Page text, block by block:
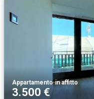
Appartamento·in affitto
3.500 €